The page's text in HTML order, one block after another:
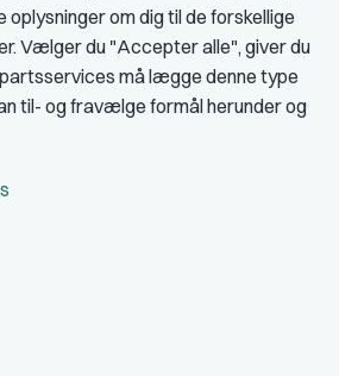
oplysninger om dig til de forskellige
Vælger du "Accepter alle", giver du
må lægge denne type
til- og fravælge formål herunder og